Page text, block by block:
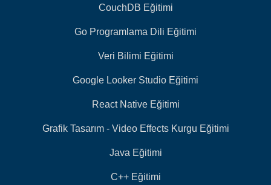
CouchDB Eğitimi
Go Programlama Dili Eğitimi
Veri Bilimi Eğitimi
Google Looker Studio Eğitimi
React Native Eğitimi
Grafik Tasarım - Video Effects Kurgu Eğitimi
Java Eğitimi
C++ Eğitimi